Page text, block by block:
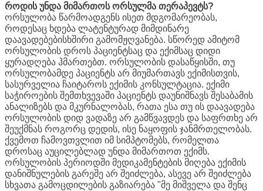
როდისუნდა მიმართოსორსულმა თერაპევტს?
ორსულობა წარმოადგენს ისეთ მდგომარეობას,
როდესაც ხდება ლატენტურად მიმდინარე
დაავადებებისხშირი გამომჟღვანება. სწორედ ამიტომ
ორსულობის დროს პაციენტსაც და ექიმსაც დიდი
ყურადღება ჰმართებთ. ორსულობის დასაწყისში, თუ
ორსულობამდე პაციენტს არ მიუმართავს ექიმისთვის,
სასურველია ჩაიტაროს ექიმის კონსულტაცია. ექიმი
საჭიროების შემთხვევაში პაციენტს დაუნიშნავს შესაბამის
ანალიზებს და მკურნალობას, რათა ესა თუ ის დაავადება
ორსულობის დიდ ვადაზე არ გამწვავდეს და საფრთხე არ
შეუქმნას როგორც დედის, ისე ნაყოფის ჯანმრთელობას.
ქვემოთ ჩამოვთვლით იმ სიმპტომებს, რომელთა
დროსაც აუცილებლად უნდა მიმართოთ ექიმს.
ორსულობის პერიოდში მედიკამენტების მიღება ექიმის
დანიშნულების გარეშე არ შეიძლება, ასევე არ შეიძლება
სხვათა გამოცდილების გაზიარება "მე მიშველა და შენც